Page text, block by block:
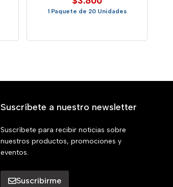
1 Paquete de 20 Unidades
Suscríbete a nuestro newsletter
Suscríbete para recibir noticias sobre
nuestros productos, promociones y
eventos.
Suscribirme